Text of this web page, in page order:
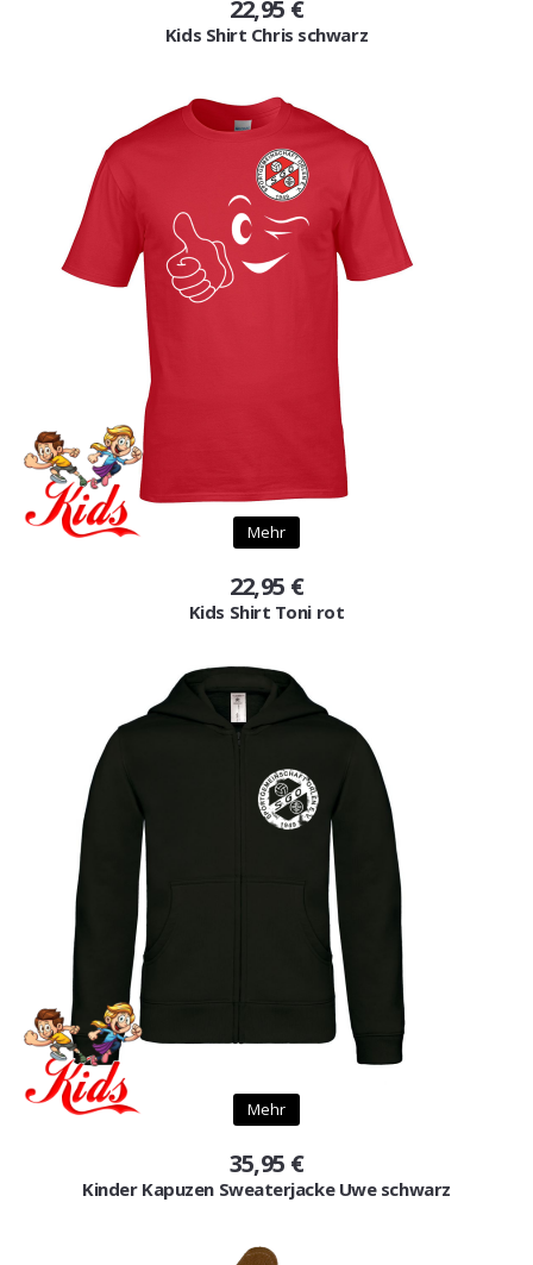
22,95 €
Kids Shirt Chris schwarz
Mehr
22,95 €
Kids Shirt Toni rot
Mehr
35,95 €
Kinder Kapuzen Sweaterjacke Uwe schwarz